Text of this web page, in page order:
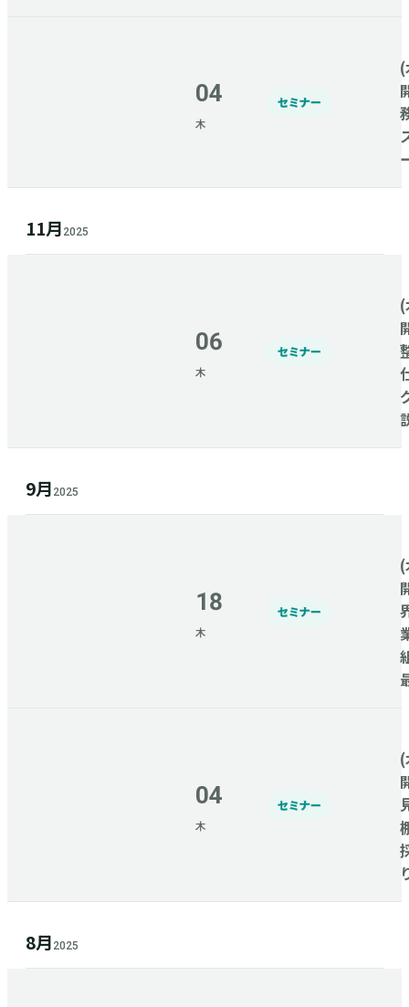
04
木
セミナー
11月 2025
06
木
セミナー
9月 2025
18
木
セミナー
04
木
セミナー
8月 2025